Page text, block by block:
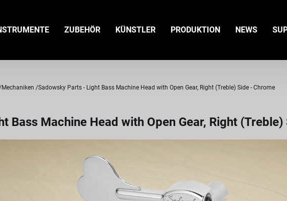
ZUBEHÖR KÜNSTLER PRODUKTION NEWS
Mechaniken Sadowsky Parts - Light Bass Machine Head with Open Gear, Right (Treble) Side - Chrome
Bass Machine Head with Open Gear, Right